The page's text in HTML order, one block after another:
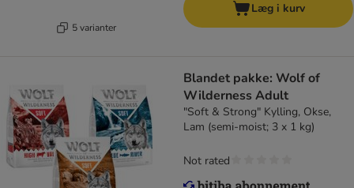
5 varianter
Læg i kurv
Blandet pakke: Wolf of
Wilderness Adult
"Soft & Strong" Kylling, Okse,
Lam (semi-moist; 3 x 1 kg)
Not rated